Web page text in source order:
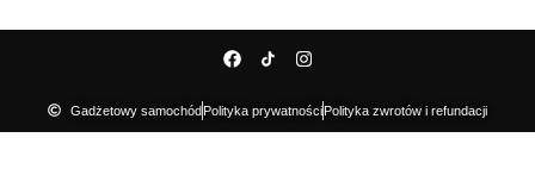
Gadżetowy samochódPolityka prywatnościPolityka zwrotów i refundacji